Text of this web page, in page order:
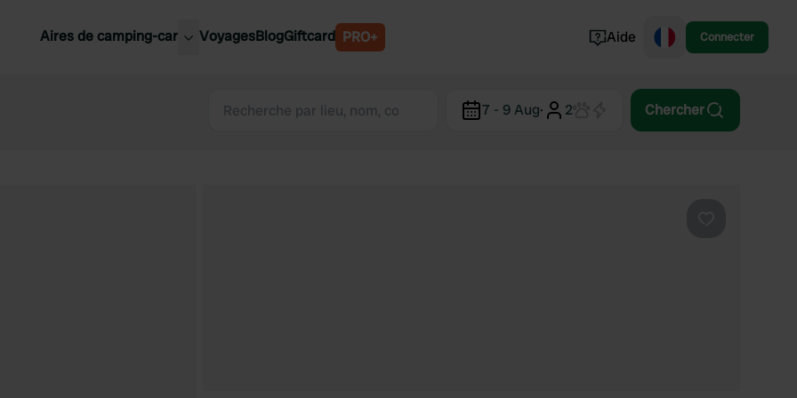
Aires de camping-car
Slovénie
VoyagesBlogGiftcard PRO+ Aide Connecter
7 - 9 Aug· 2 Chercher